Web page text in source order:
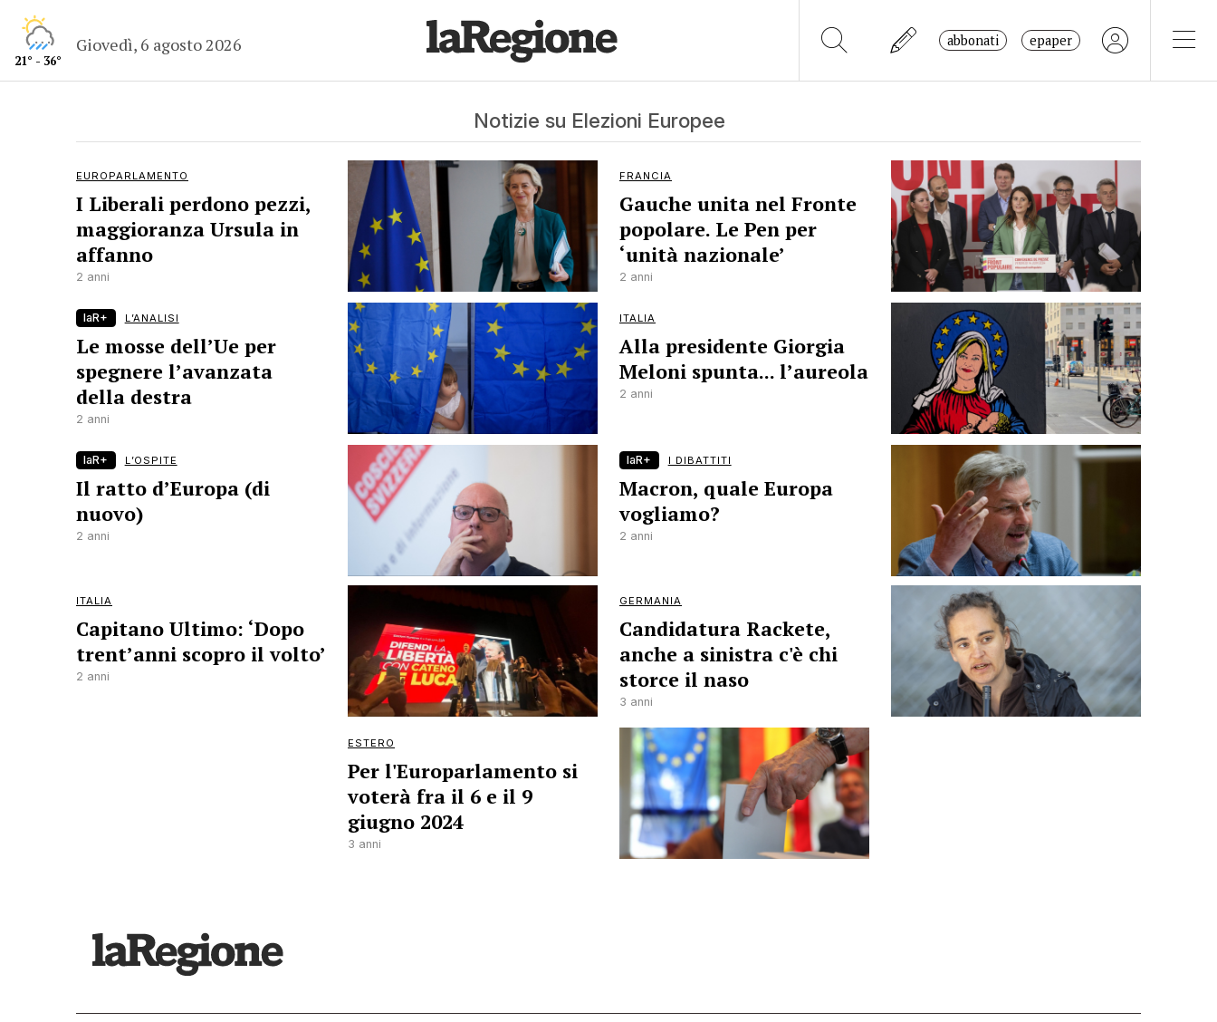
21° - 36°
Giovedì, 6 agosto 2026 abbonati epaper
Notizie su Elezioni Europee
EUROPARLAMENTO
I Liberali perdono pezzi,
maggioranza Ursula in
affanno
2 anni
FRANCIA
Gauche unita nel Fronte
popolare. Le Pen per
‘unità nazionale’
2 anni
laR+ L’ANALISI
Le mosse dell’Ue per
spegnere l’avanzata
della destra
2 anni
ITALIA
Alla presidente Giorgia
Meloni spunta... l’aureola
2 anni
laR+ L’OSPITE
Il ratto d’Europa (di
nuovo)
2 anni
laR+ I DIBATTITI
Macron, quale Europa
vogliamo?
2 anni
ITALIA
Capitano Ultimo: ‘Dopo
trent’anni scopro il volto’
2 anni
GERMANIA
Candidatura Rackete,
anche a sinistra c'è chi
storce il naso
3 anni
ESTERO
Per l'Europarlamento si
voterà fra il 6 e il 9
giugno 2024
3 anni